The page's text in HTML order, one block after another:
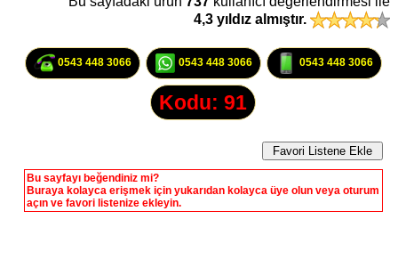
4,3 yıldız almıştır.
0543 448 3066 0543 448 3066 0543 448 3066
Kodu: 91
Bu sayfayı beğendiniz mi?
Buraya kolayca erişmek için yukarıdan kolayca üye olun veya oturum
açın ve favori listenize ekleyin.